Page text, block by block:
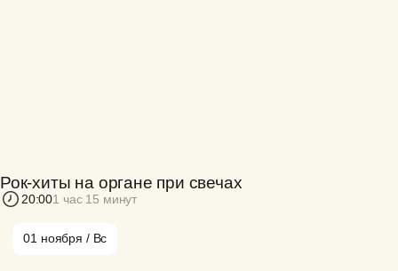
Рок-хиты на органе при свечах
20:001 час 15 минут
01 ноября / Вс